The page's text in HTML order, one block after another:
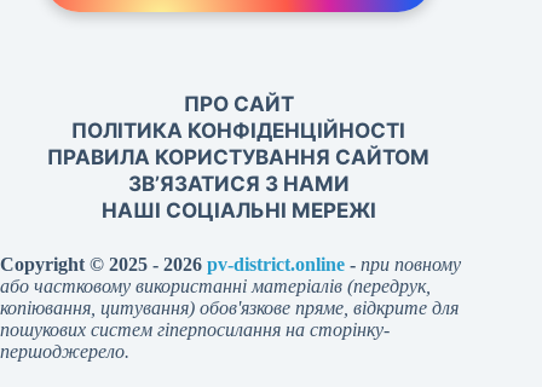
ПРО САЙТ
ПОЛІТИКА КОНФІДЕНЦІЙНОСТІ
ПРАВИЛА КОРИСТУВАННЯ САЙТОМ
ЗВ’ЯЗАТИСЯ З НАМИ
НАШІ СОЦІАЛЬНІ МЕРЕЖІ
Copyright © 2025 - 2026 pv-district.online - при повному
або частковому використанні матеріалів (передрук,
копіювання, цитування) обов'язкове пряме, відкрите для
пошукових систем гіперпосилання на сторінку-
першоджерело.